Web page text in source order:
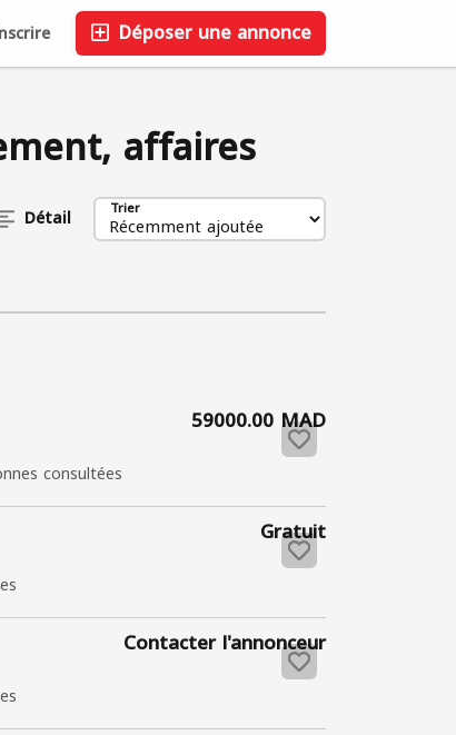
Déposer une annonce
Entreprise
Blog
FAQ
0
affaires
Détail Trier
consultées
59000.00 MAD
Gratuit
Contacter l'annonceur